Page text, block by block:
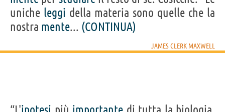
uniche leggi della materia sono quelle che la
nostra mente... (CONTINUA)
JAMES CLERK MAXWELL